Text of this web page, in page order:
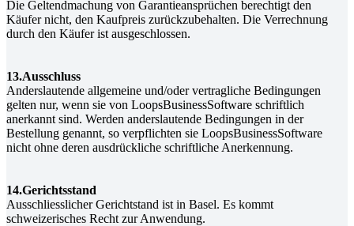
Die Geltendmachung von Garantieansprüchen berechtigt den
Käufer nicht, den Kaufpreis zurückzubehalten. Die Verrechnung
durch den Käufer ist ausgeschlossen.
13.Ausschluss
Anderslautende allgemeine und/oder vertragliche Bedingungen
gelten nur, wenn sie von LoopsBusinessSoftware schriftlich
anerkannt sind. Werden anderslautende Bedingungen in der
Bestellung genannt, so verpflichten sie LoopsBusinessSoftware
nicht ohne deren ausdrückliche schriftliche Anerkennung.
14.Gerichtsstand
Ausschliesslicher Gerichtstand ist in Basel. Es kommt
schweizerisches Recht zur Anwendung.